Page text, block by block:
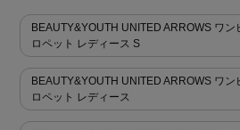
BEAUTY&YOUTH UNITED ARROWS ワ
ロペット レディース S
BEAUTY&YOUTH UNITED ARROWS ワ
ロペット レディース